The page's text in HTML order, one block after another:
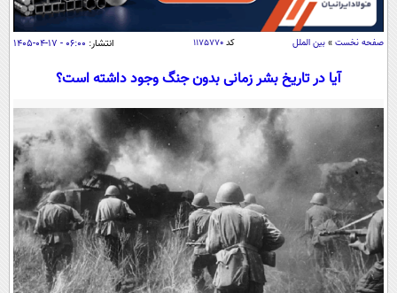
اقتصاد
جامعه
حوادث
سلامت
یک برش دانایی
محیط زیست
سفر و تفریح
بین الملل
سیاست خارجی
فرهنگ و هنر
علم و دانش
فناوری و It
علمی
اخبار کریپتو
قرآن
گوناگون
سرگرمی
فیلم
صفحه نخست » بین الملل کد ۱۱۷۵۷۷۰ انتشار: ۰۶:۰۰ - ۱۷-۰۴-۱۴۰۵
آیا در تاریخ بشر زمانی بدون جنگ وجود داشته است؟